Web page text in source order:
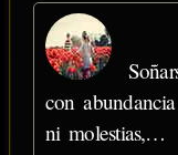
con
ni molestias,…